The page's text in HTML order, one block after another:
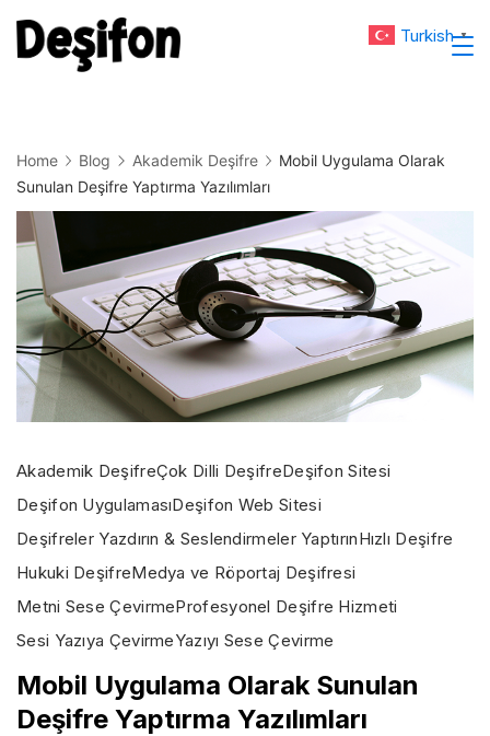
Skip
to
Home Blog Akademik Deşifre
Mobil Uygulama Olarak
Sunulan Deşifre Yaptırma Yazılımları
Akademik DeşifreÇok Dilli DeşifreDeşifon Sitesi
Deşifon UygulamasıDeşifon Web Sitesi
Deşifreler Yazdırın & Seslendirmeler YaptırınHızlı Deşifre
Hukuki DeşifreMedya ve Röportaj Deşifresi
Metni Sese ÇevirmeProfesyonel Deşifre Hizmeti
Sesi Yazıya ÇevirmeYazıyı Sese Çevirme
Mobil Uygulama Olarak Sunulan
Deşifre Yaptırma Yazılımları
Turkish ▼